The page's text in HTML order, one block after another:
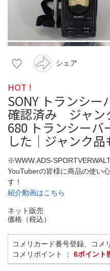
シェア
HOT !
SONY トランシ
確認済み ジャン
680 トランシーバ
した｜ジャンク品
※WWW.ADS-
YouTuberの皆様に商品の使い
す！
紹介動画はこちら
ネット販売
価格（税込）
コメリカード番号登録、コメ
コメリポイント ： 6ポイント